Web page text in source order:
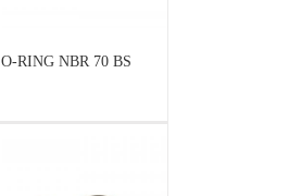
O-RING NBR 70 BS (کپی)